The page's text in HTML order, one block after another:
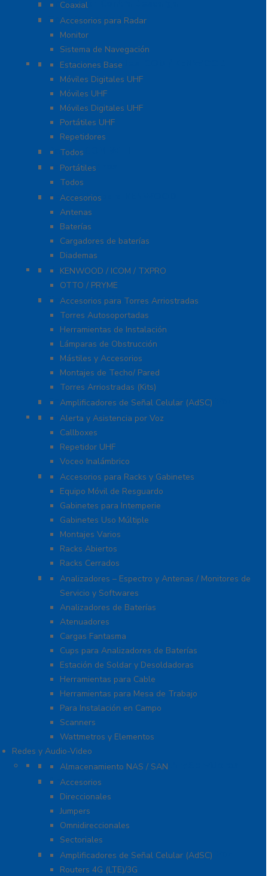
Protección Contra Descarga
Coaxial
Soluciones Marinas
Accesorios para Radar
Monitor
Sistema de Navegación
Radios Comerciales ICOM / KENWOOD
Estaciones Base
Móviles Digitales UHF
Móviles UHF
Móviles Digitales UHF
Portátiles UHF
Repetidores
Radios ICOM WiFi
Todos
Radios Marinos
Portátiles
Todos
Accesorios para KENWOOD
Accesorios
Antenas
Baterías
Cargadores de baterías
Diademas
Refacciones
KENWOOD / ICOM / TXPRO
OTTO / PRYME
Torres y Mástiles
Accesorios para Torres Arriostradas
Torres Autosoportadas
Herramientas de Instalación
Lámparas de Obstrucción
Mástiles y Accesorios
Montajes de Techo/ Pared
Torres Arriostradas (Kits)
Cobertura para Celular 4G LTE, 3G y Voz
Amplificadores de Señal Celular (AdSC)
Soluciones RITRON
Alerta y Asistencia por Voz
Callboxes
Repetidor UHF
Voceo Inalámbrico
Racks y Gabinetes
Accesorios para Racks y Gabinetes
Equipo Móvil de Resguardo
Gabinetes para Intemperie
Gabinetes Uso Múltiple
Montajes Varios
Racks Abiertos
Racks Cerrados
Equipo de Laboratorio
Analizadores – Espectro y Antenas / Monitores de
Servicio y Softwares
Analizadores de Baterías
Atenuadores
Cargas Fantasma
Cups para Analizadores de Baterías
Estación de Soldar y Desoldadoras
Herramientas para Cable
Herramientas para Mesa de Trabajo
Para Instalación en Campo
Scanners
Wattmetros y Elementos
Redes y Audio-Video
Almacenamiento NAS / SAN y Servidores
Almacenamiento NAS / SAN
Antenas
Accesorios
Direccionales
Jumpers
Omnidireccionales
Sectoriales
Cobertura para Celular 4G LTE, 3G y Voz
Amplificadores de Señal Celular (AdSC)
Routers 4G (LTE)/3G